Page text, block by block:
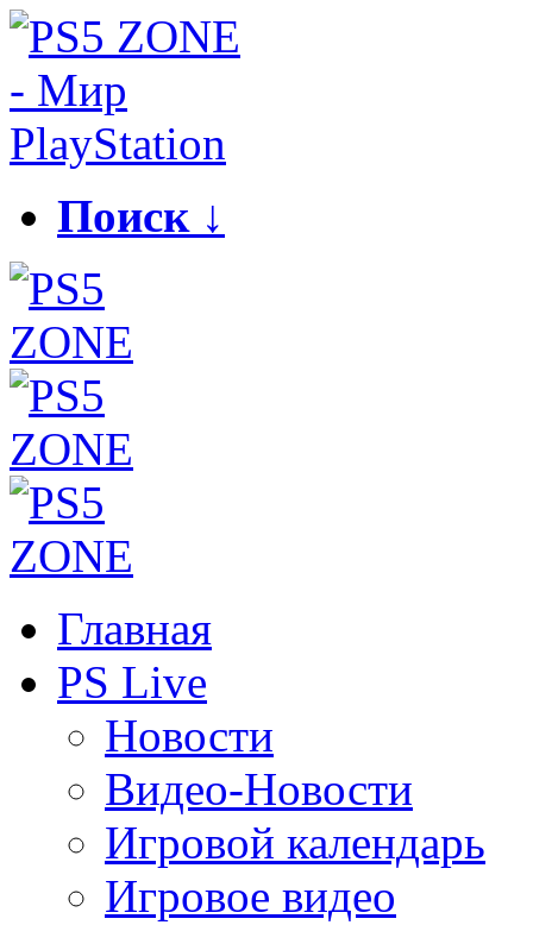
Поиск ↓
Главная
PS Live
Новости
Видео-Новости
Игровой календарь
Игровое видео